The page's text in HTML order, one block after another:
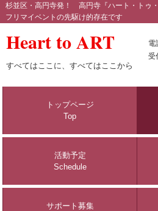
杉並区・高円寺発！ 高円寺『ハート・トゥ
フリマイベントの先駆け的存在です
Heart to ART
すべてはここに、すべてはここから
電
受
トップページ
Top
活動予定
Schedule
サポート募集